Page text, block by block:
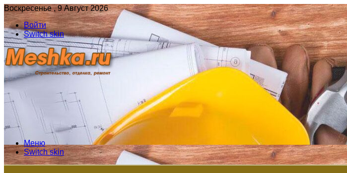
Воскресенье , 9 Август 2026
Войти
Switch skin
Меню
Switch skin